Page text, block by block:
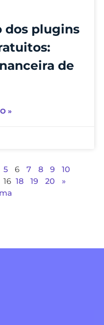
dos plugins
de
»
5 6 7 8 9
10
16 18 19 20
»